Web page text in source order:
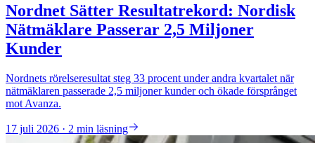
Nordnet Sätter Resultatrekord: Nordisk
Nätmäklare Passerar 2,5 Miljoner
Kunder
Nordnets rörelseresultat steg 33 procent under andra kvartalet när
nätmäklaren passerade 2,5 miljoner kunder och ökade försprånget
mot Avanza.
17 juli 2026 · 2 min läsning